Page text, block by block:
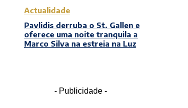
Actualidade
Pavlidis derruba o St. Gallen e
oferece uma noite tranquila a
Marco Silva na estreia na Luz
- Publicidade -